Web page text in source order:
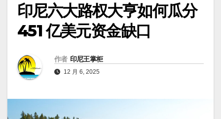
印尼六大路权大亨如何瓜分
451 亿美元资金缺口
作者 印尼王掌柜
12 月 6, 2025